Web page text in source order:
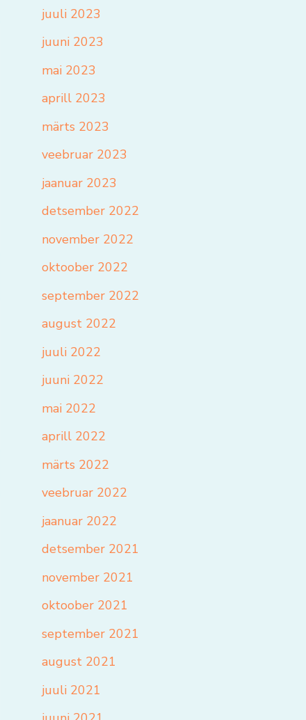
juuli 2023
juuni 2023
mai 2023
aprill 2023
märts 2023
veebruar 2023
jaanuar 2023
detsember 2022
november 2022
oktoober 2022
september 2022
august 2022
juuli 2022
juuni 2022
mai 2022
aprill 2022
märts 2022
veebruar 2022
jaanuar 2022
detsember 2021
november 2021
oktoober 2021
september 2021
august 2021
juuli 2021